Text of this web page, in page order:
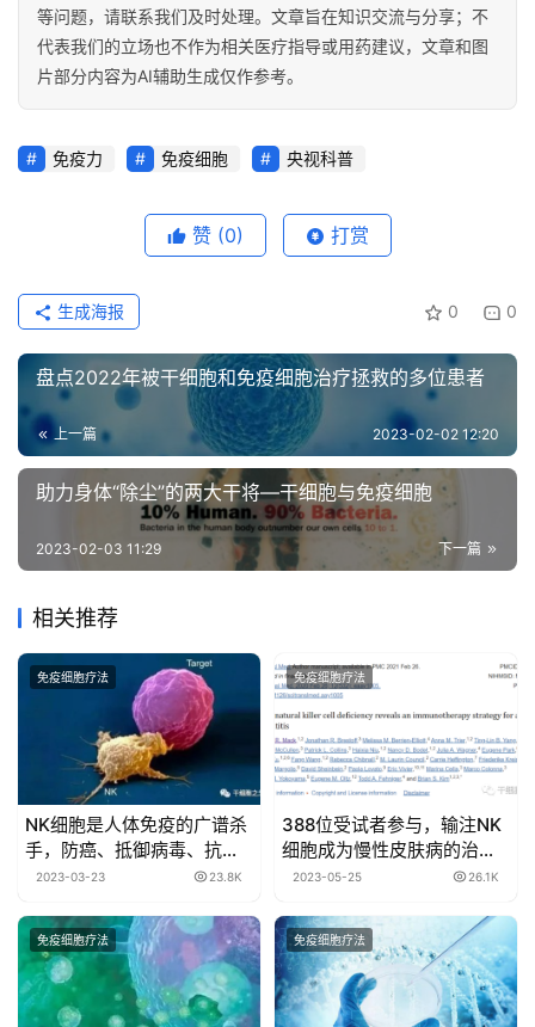
等问题，请联系我们及时处理。文章旨在知识交流与分享；不
代表我们的立场也不作为相关医疗指导或用药建议，文章和图
片部分内容为AI辅助生成仅作参考。
免疫力 免疫细胞 央视科普
赞 (0) 打赏
0 0
生成海报
盘点2022年被干细胞和免疫细胞治疗拯救的多位患者
上一篇 2023-02-02 12:20
助力身体“除尘”的两大干将—干细胞与免疫细胞
下一篇
2023-02-03 11:29
相关推荐
免疫细胞疗法
NK细胞是人体免疫的广谱杀
手，防癌、抵御病毒、抗衰
老2023-03-23 23.8K
免疫细胞疗法
388位受试者参与，输注NK
细胞成为慢性皮肤病的治疗
方法
2023-05-25 26.1K
免疫细胞疗法 免疫细胞疗法